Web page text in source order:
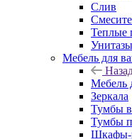
Слив
Теплые
Унитазы
Мебель для
Мебель
Зеркала
Тумбы
Тумбы
Шкафы-